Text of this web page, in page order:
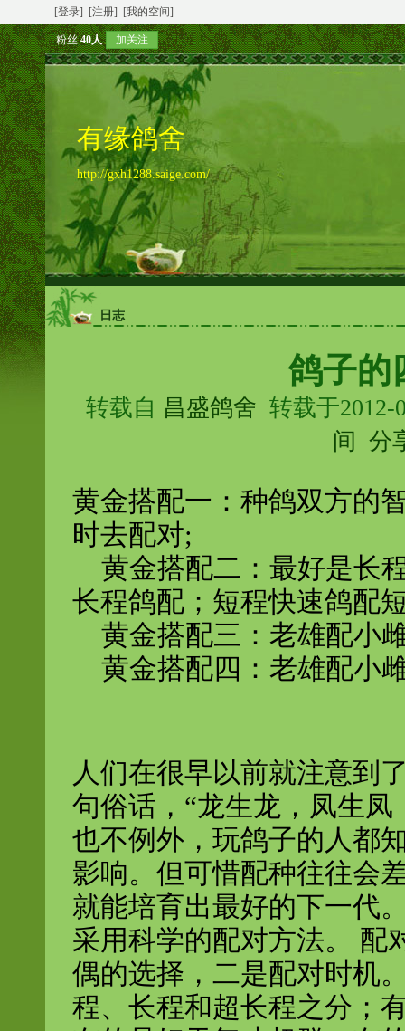
[登录] [注册] [我的空间]
粉丝40人 加关注
有缘鸽舍
http://gxh1288.saige.com/
日志
鸽子的
转载自 昌盛鸽舍 转载于
间
分
黄金搭配一：种鸽双方的
时去配对;
黄金搭配二：最好是长
长程鸽配；短程快速鸽配
黄金搭配三：老雄配小
黄金搭配四：老雄配小
人们在很早以前就注意到
句俗话，“龙生龙，凤生
也不例外，玩鸽子的人都
影响。但可惜配种往往会
就能培育出最好的下一代
采用科学的配对方法。 配
偶的选择，二是配对时机
程、长程和超长程之分；